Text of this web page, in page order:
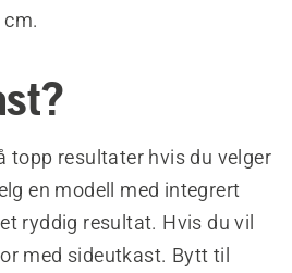
topp resultater hvis du velger
en modell med integrert
ryddig resultat. Hvis du vil
med sideutkast. Bytt til